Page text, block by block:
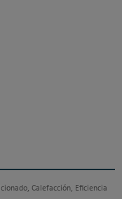
Calefacción, Eficiencia